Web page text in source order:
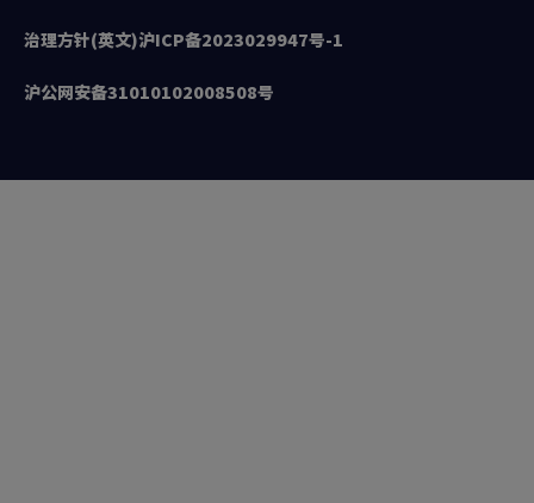
治理方针(英文)沪ICP备2023029947号-1
沪公网安备31010102008508号